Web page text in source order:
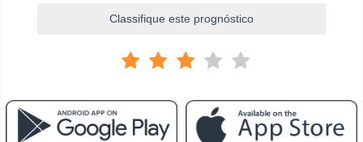
Classifique este prognóstico